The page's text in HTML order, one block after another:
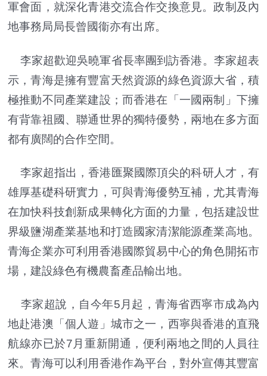
軍會面，就深化青港交流合作交換意見。政制及內
地事務局局長曾國衞亦有出席。
李家超歡迎吳曉軍省長率團到訪香港。李家超表
示，青海是擁有豐富天然資源的綠色資源大省，積
極推動不同產業建設；而香港在「一國兩制」下擁
有背靠祖國、聯通世界的獨特優勢，兩地在多方面
都有廣闊的合作空間。
李家超指出，香港匯聚國際頂尖的科研人才，有
雄厚基礎科研實力，可與青海優勢互補，尤其青海
在加快科技創新成果轉化方面的力量，包括建設世
界級鹽湖產業基地和打造國家清潔能源產業高地。
青海企業亦可利用香港國際貿易中心的角色開拓市
場，建設綠色有機農畜產品輸出地。
李家超說，自今年5月起，青海省西寧市成為內
地赴港澳「個人遊」城市之一，西寧與香港的直飛
航線亦已於7月重新開通，便利兩地之間的人員往
來。青海可以利用香港作為平台，對外宣傳其豐富